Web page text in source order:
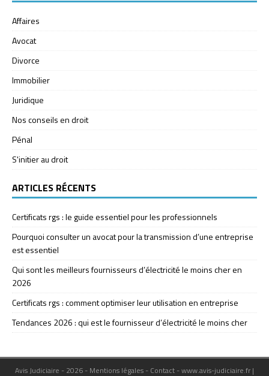
Affaires
Avocat
Divorce
Immobilier
Juridique
Nos conseils en droit
Pénal
S'initier au droit
ARTICLES RÉCENTS
Certificats rgs : le guide essentiel pour les professionnels
Pourquoi consulter un avocat pour la transmission d’une entreprise
est essentiel
Qui sont les meilleurs fournisseurs d’électricité le moins cher en
2026
Certificats rgs : comment optimiser leur utilisation en entreprise
Tendances 2026 : qui est le fournisseur d’électricité le moins cher
Avis Judiciaire - 2026 - Mentions légales - Contact - www.avis-judiciaire.fr |